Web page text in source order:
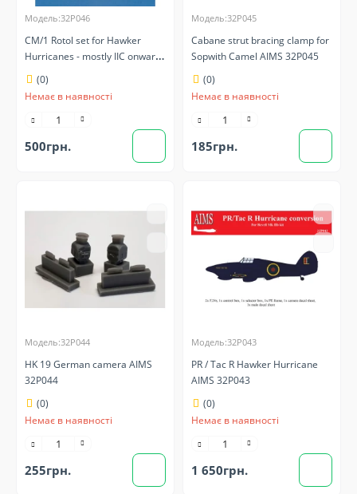
Модель:32P046
CM/1 Rotol set for Hawker
Hurricanes - mostly IIC onwards
but also seen on PR
conversions AIMS 32P046
(0)
Немає в наявності
500грн.
Модель:32P045
Cabane strut bracing clamp for
Sopwith Camel AIMS 32P045
(0)
Немає в наявності
185грн.
Модель:32P044
HK 19 German camera AIMS
32P044
(0)
Немає в наявності
255грн.
Модель:32P043
PR / Tac R Hawker Hurricane
AIMS 32P043
(0)
Немає в наявності
1 650грн.